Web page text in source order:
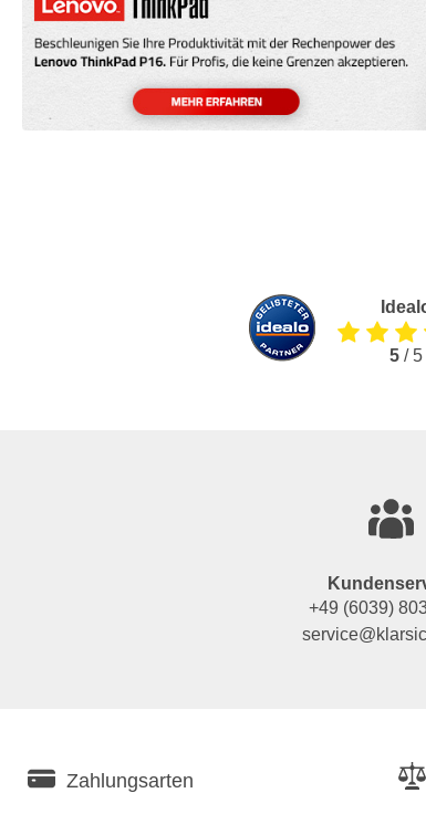
5/ 5
+49 (6039)
Zahlungsarten